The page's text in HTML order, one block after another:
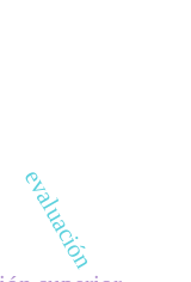
evaluación